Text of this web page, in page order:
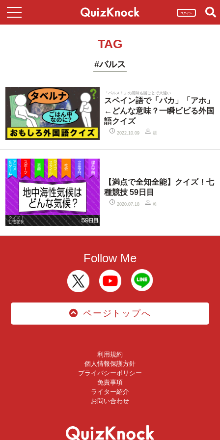
ログイン
TAG
#バルス
「バルス！」の意味も国ごとで大違い
スペイン語で「バカ」「アホ」
←どんな意味？一瞬ビビる外国
語クイズ
2022.10.09 栞
【満点で全知全能】クイズ！七
種競技 59日目
2020.07.18 乾
Follow Me
ページトップへ
利用規約
個人情報保護方針
プライバシーポリシー
免責事項
ライター紹介
お問い合わせ